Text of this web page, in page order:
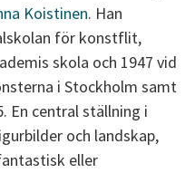
Koistinen. Han
för konstflit,
skola och 1947 vid
i Stockholm samt
En central ställning i
och landskap,
eller